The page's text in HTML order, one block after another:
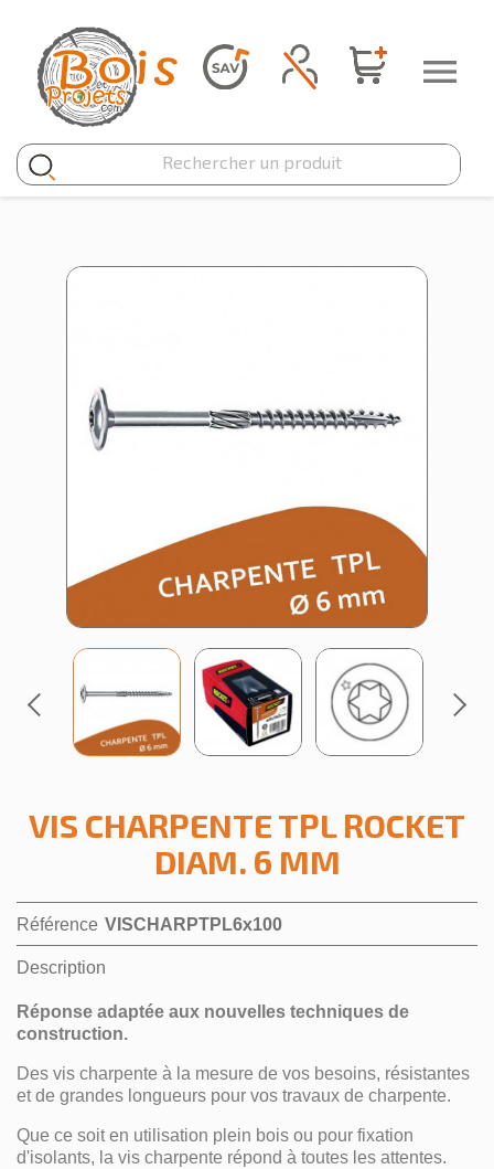

VIS CHARPENTE TPL ROCKET
DIAM. 6 MM
Référence VISCHARPTPL6x100
Description
Réponse adaptée aux nouvelles techniques de
construction.
Des vis charpente à la mesure de vos besoins, résistantes
et de grandes longueurs pour vos travaux de charpente.
Que ce soit en utilisation plein bois ou pour fixation
d'isolants, la vis charpente répond à toutes les attentes.